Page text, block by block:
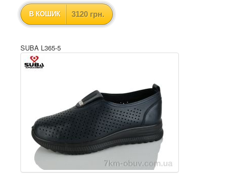
В КОШИК 3120 грн.
SUBA L365-5